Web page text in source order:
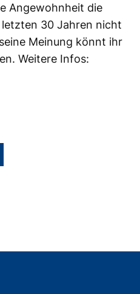
Angewohnheit die
30 Jahren nicht
Meinung könnt ihr
Weitere Infos: